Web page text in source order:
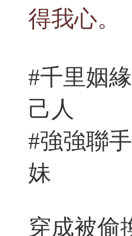
得我心。
#千里姻
己人
#強強聯
妹
穿成被偷